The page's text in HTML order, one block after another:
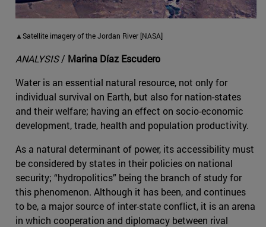
▲Satellite imagery of the Jordan River [NASA]
ANALYSIS/ Marina Díaz Escudero
Water is an essential natural resource, not only for
individual survival on Earth, but also for nation-states
and their welfare; having an effect on socio-economic
development, trade, health and population productivity.
As a natural determinant of power, its accessibility must
be considered by states in their policies on national
security; “hydropolitics” being the branch of study for
this phenomenon. Although it has been, and continues
to be, a major source of inter-state conflict, it is an arena
in which cooperation and diplomacy between rival